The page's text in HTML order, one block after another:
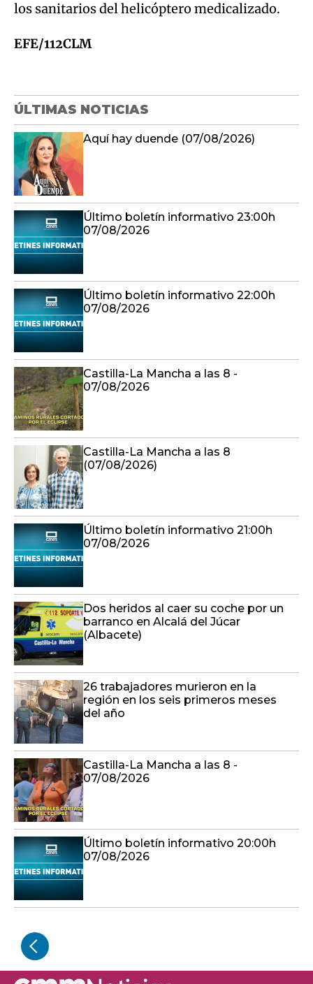
los sanitarios del helicóptero medicalizado.
EFE/112CLM
ÚLTIMAS NOTICIAS
Aquí hay duende (07/08/2026)
Último boletín informativo 23:00h
07/08/2026
Último boletín informativo 22:00h
07/08/2026
Castilla-La Mancha a las 8 -
07/08/2026
Castilla-La Mancha a las 8
(07/08/2026)
Último boletín informativo 21:00h
07/08/2026
Dos heridos al caer su coche por un
barranco en Alcalá del Júcar
(Albacete)
26 trabajadores murieron en la
región en los seis primeros meses
del año
Castilla-La Mancha a las 8 -
07/08/2026
Último boletín informativo 20:00h
07/08/2026